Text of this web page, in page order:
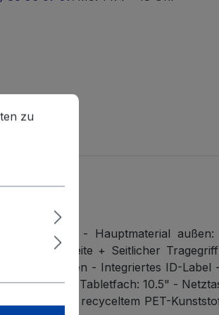
Garantie - Hauptmaterial außen:
der Oberseite + Seitlicher
Fronttaschen - Integriertes ID-Label
15.6" - Tabletfach: 10.5" -
aus recyceltem PET-
zu können.
Mehr Informationen ...
zu